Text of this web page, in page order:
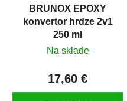
BRUNOX EPOXY
konvertor hrdze 2v1
250 ml
Na sklade
17,60 €